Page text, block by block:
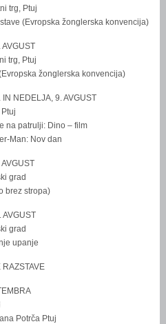
trg, Ptuj
(Evropska žonglerska konvencija)
AVGUST
trg, Ptuj
žonglerska konvencija)
IN NEDELJA, 9. AVGUST
na patrulji: Dino – film
Man: Nov dan
grad
brez stropa)
AVGUST
grad
upanje
Potrča Ptuj